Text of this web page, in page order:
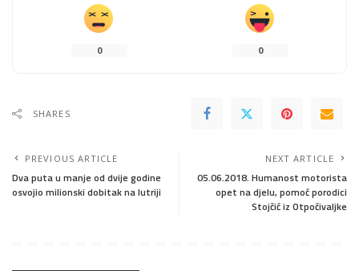
0 0
SHARES
PREVIOUS ARTICLE
Dva puta u manje od dvije godine
osvojio milionski dobitak na lutriji
NEXT ARTICLE
05.06.2018. Humanost motorista
opet na djelu, pomoć porodici
Stojčić iz Otpočivaljke